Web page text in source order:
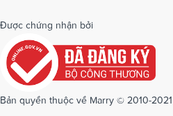
Dịch vụ cưới tại Quảng Ngãi
Dịch vụ cưới tại Quảng Ninh
Dịch vụ cưới tại Sóc Trăng
Được chứng nhận bởi
Bản quyền thuộc về Marry © 2010-2021